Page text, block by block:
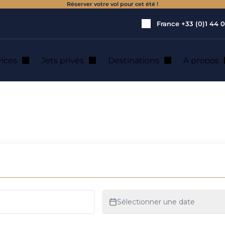
Réserver votre vol pour cet été !
France +33 (0)1 44
Jets privés Destinations A propos